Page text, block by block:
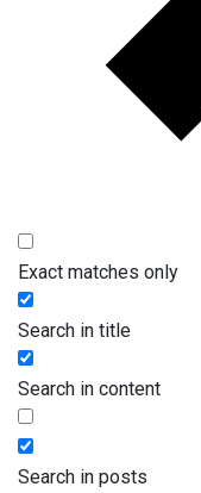
Exact matches only
Search in title
Search in content
Search in posts